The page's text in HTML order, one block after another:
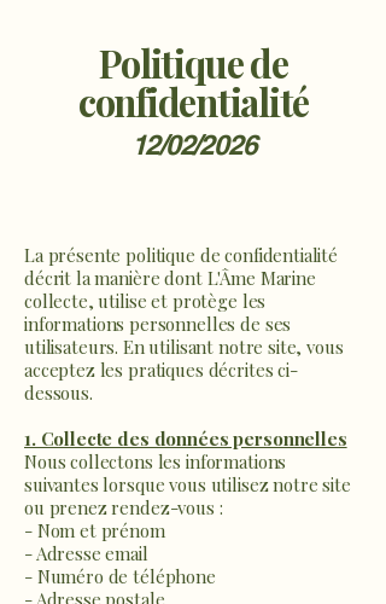
Politique de
confidentialité
12/02/2026
La présente politique de confidentialité
décrit la manière dont L'Âme Marine
collecte, utilise et protège les
informations personnelles de ses
utilisateurs. En utilisant notre site, vous
acceptez les pratiques décrites ci-
dessous.
1. Collecte des données personnelles
Nous collectons les informations
suivantes lorsque vous utilisez notre site
ou prenez rendez-vous :
- Nom et prénom
- Adresse email
- Numéro de téléphone
- Adresse postale